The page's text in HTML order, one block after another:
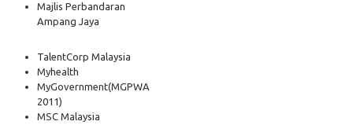
Majlis Perbandaran
Ampang Jaya
TalentCorp Malaysia
Myhealth
MyGovernment(MGPWA
2011)
MSC Malaysia